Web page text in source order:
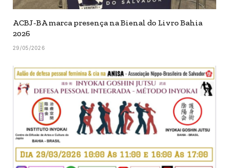
ACBJ-BA marca presença na Bienal do Livro Bahia
2026
29/05/2026